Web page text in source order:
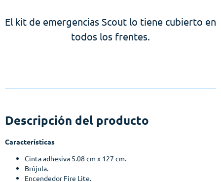
El kit de emergencias Scout lo tiene cubierto en
todos los frentes.
Descripción del producto
Características
Cinta adhesiva 5.08 cm x 127 cm.
Brújula.
Encendedor Fire Lite.